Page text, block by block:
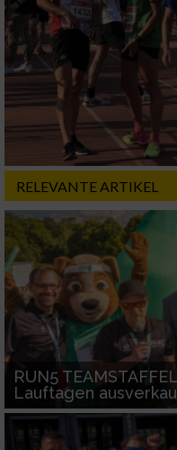
RELEVANTE ARTIKEL
RUN5
Lauftagen